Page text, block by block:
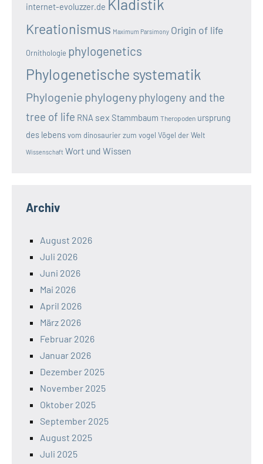
internet-evoluzzer.de Kladistik
Kreationismus Maximum Parsimony Origin of life
Ornithologie phylogenetics
Phylogenetische systematik
Phylogenie phylogenyphylogeny and the
tree of life RNA sex Stammbaum Theropoden ursprung
des lebensvom dinosaurier zum vogel Vögel der Welt
Wissenschaft Wort und Wissen
Archiv
August 2026
Juli 2026
Juni 2026
Mai 2026
April 2026
März 2026
Februar 2026
Januar 2026
Dezember 2025
November 2025
Oktober 2025
September 2025
August 2025
Juli 2025